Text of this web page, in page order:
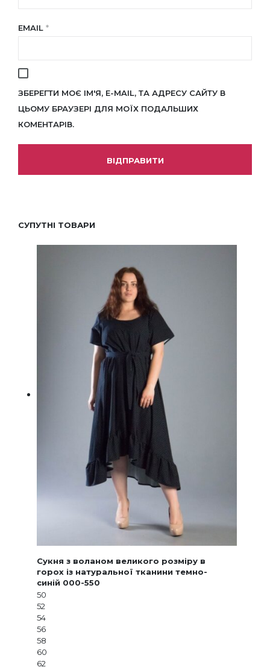
EMAIL *
ЗБЕРЕГТИ МОЄ ІМ'Я, E-MAIL, ТА АДРЕСУ САЙТУ В
ЦЬОМУ БРАУЗЕРІ ДЛЯ МОЇХ ПОДАЛЬШИХ
КОМЕНТАРІВ.
СУПУТНІ ТОВАРИ
Сукня з воланом великого розміру в
горох із натуральної тканини темно-
синій 000-550
50
52
54
56
58
60
62